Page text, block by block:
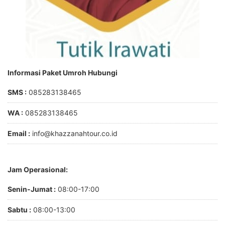
Informasi Paket Umroh Hubungi
SMS : 085283138465
WA : 085283138465
Email : info@khazzanahtour.co.id
Jam Operasional:
Senin-Jumat : 08:00-17:00
Sabtu : 08:00-13:00